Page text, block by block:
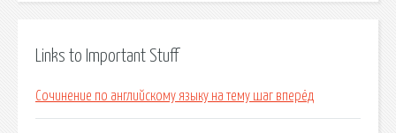
Links to Important Stuff
Сочинение по английскому языку на тему шаг вперёд